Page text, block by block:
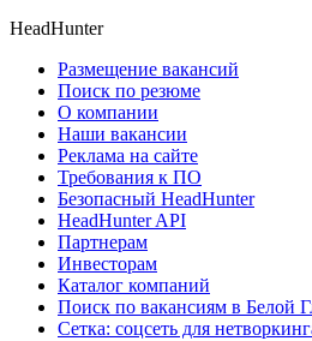
HeadHunter
Размещение вакансий
Поиск по резюме
О компании
Наши вакансии
Реклама на сайте
Требования к ПО
Безопасный HeadHunter
HeadHunter API
Партнерам
Инвесторам
Каталог компаний
Поиск по вакансиям в Белой
Сетка: соцсеть для